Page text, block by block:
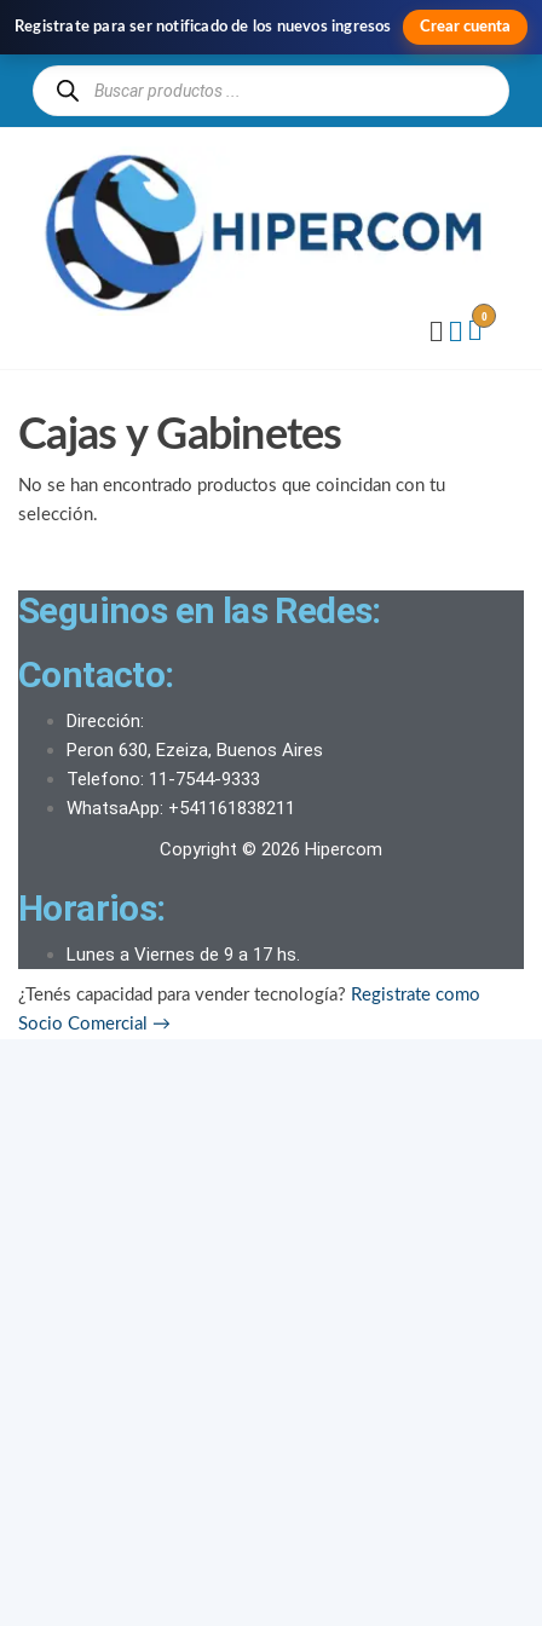
Registrate para ser notificado de los nuevos ingresos Crear cuenta
0
Cajas y Gabinetes
No se han encontrado productos que coincidan con tu
selección.
Seguinos en las Redes:
Contacto:
Dirección:
Peron 630, Ezeiza, Buenos Aires
Telefono: 11-7544-9333
WhatsaApp: +541161838211
Copyright © 2026 Hipercom
Horarios:
Lunes a Viernes de 9 a 17 hs.
¿Tenés capacidad para vender tecnología? Registrate como
Socio Comercial →